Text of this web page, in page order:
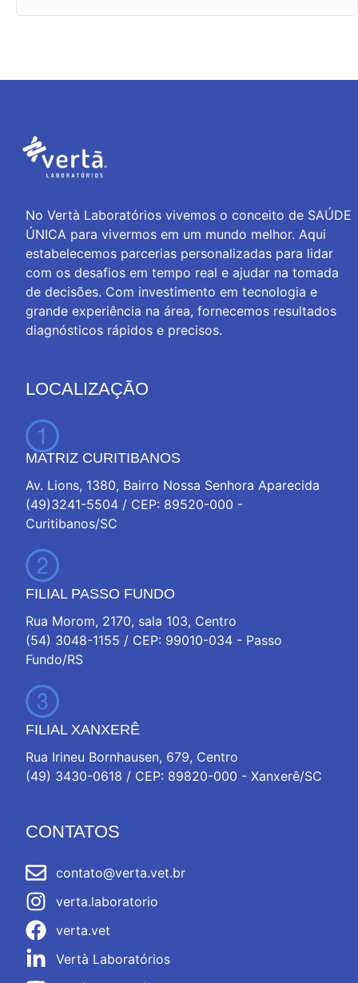
No Vertà Laboratórios vivemos o conceito de SAÚDE
ÚNICA para vivermos em um mundo melhor. Aqui
estabelecemos parcerias personalizadas para lidar
com os desafios em tempo real e ajudar na tomada
de decisões. Com investimento em tecnologia e
grande experiência na área, fornecemos resultados
diagnósticos rápidos e precisos.
LOCALIZAÇÃO
MATRIZ CURITIBANOS
Av. Lions, 1380, Bairro Nossa Senhora Aparecida
(49)3241-5504 / CEP: 89520-000 -
Curitibanos/SC
FILIAL PASSO FUNDO
Rua Morom, 2170, sala 103, Centro
(54) 3048-1155 / CEP: 99010-034 - Passo
Fundo/RS
FILIAL XANXERÊ
Rua Irineu Bornhausen, 679, Centro
(49) 3430-0618 / CEP: 89820-000 - Xanxerê/SC
CONTATOS
contato@verta.vet.br
verta.laboratorio
verta.vet
Vertà Laboratórios